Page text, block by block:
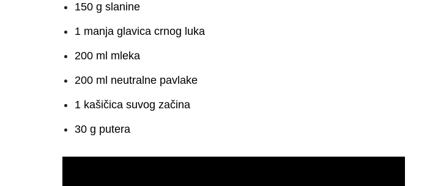
150 g slanine
1 manja glavica crnog luka
200 ml mleka
200 ml neutralne pavlake
1 kašičica suvog začina
30 g putera